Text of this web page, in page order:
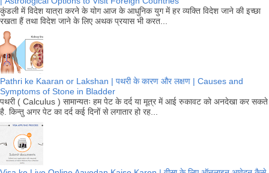
कुंडली में विदेश यात्रा करने के योग आज के आधुनिक युग में हर व्यक्ति विदेश जाने की इच्छा
रखता हैं तथा विदेश जाने के लिए अथक प्रयास भी करत...
Pathri ke Kaaran or Lakshan | पथरी के कारण और लक्षण | Causes and
Symptoms of Stone in Bladder
पथरी ( Calculus ) सामान्यतः हम पेट के दर्द या मूत्र में आई रुकावट को अनदेखा कर सकते
है. किन्तु अगर पेट का दर्द कई दिनों से लगातार हो रह...